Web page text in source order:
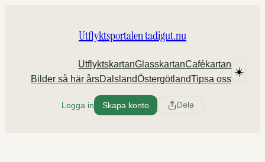
Utflyktsportalen tadigut.nu
UtflyktskartanGlasskartanCafékartan
Bilder så här årsDalslandÖstergötlandTipsa oss
☀️
Logga in Skapa konto Dela